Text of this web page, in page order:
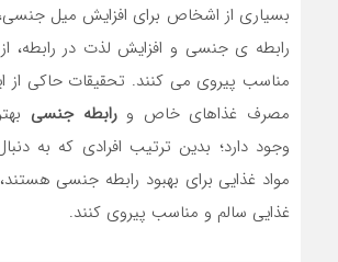
بسياری از اشخاص برای افزایش میل جنسی،
رابطه ی جنسی و افزایش لذت در رابطه،
مناسب پیروی می کنند. تحقيقات حاکی از
مصرف غذاهای خاص و رابطه جنسی
وجود دارد؛ بدین ترتیب افرادی که به
مواد غذایی برای بهبود رابطه جنسی
غذایی سالم و مناسب پیروی کنند.